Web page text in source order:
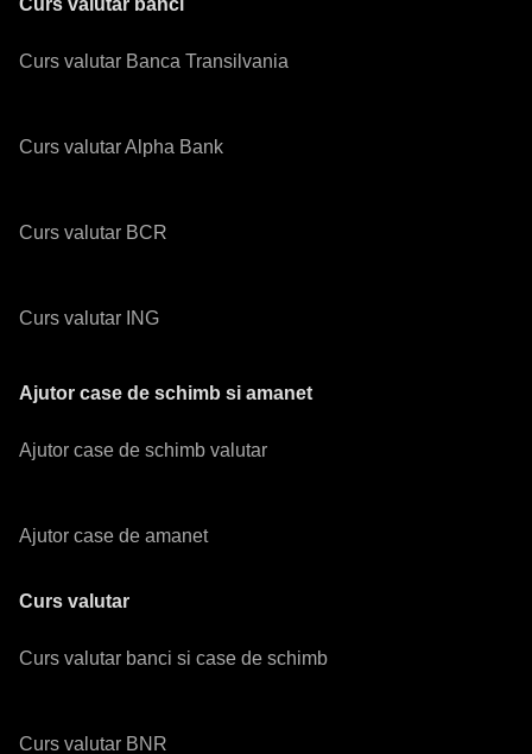
Curs valutar banci
Curs valutar Banca Transilvania
Curs valutar Alpha Bank
Curs valutar BCR
Curs valutar ING
Ajutor case de schimb si amanet
Ajutor case de schimb valutar
Ajutor case de amanet
Curs valutar
Curs valutar banci si case de schimb
Curs valutar BNR